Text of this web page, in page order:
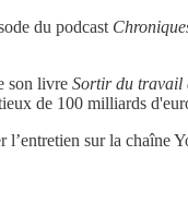
du podcast
son livre Sortir du travail
de 100 milliards
l’entretien sur la chaîne